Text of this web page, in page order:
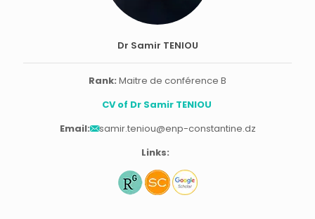
Dr Samir TENIOU
Rank: Maitre de conférence B
CV of Dr Samir TENIOU
Email:
samir.teniou@enp-constantine.dz
Links: